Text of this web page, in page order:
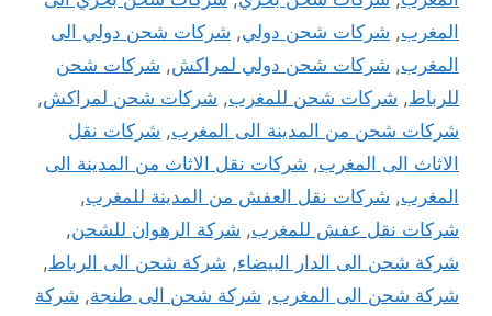
المغرب, شركات شحن دولي, شركات شحن دولي الى
المغرب, شركات شحن دولي لمراكش, شركات شحن
للرباط, شركات شحن للمغرب, شركات شحن لمراكش,
شركات شحن من المدينة الى المغرب, شركات نقل
الاثاث الى المغرب, شركات نقل الاثاث من المدينة الى
المغرب, شركات نقل العفش من المدينة للمغرب,
شركات نقل عفش للمغرب, شركة الرهوان للشحن,
شركة شحن الى الدار البيضاء, شركة شحن الى الرباط,
شركة شحن الى المغرب, شركة شحن الى طنجة, شركة